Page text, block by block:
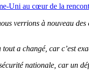
Uni au cœur de la
verrions à nouveau
a changé, car c’est
nationale, car un